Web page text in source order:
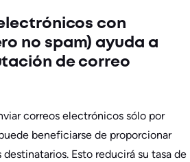
con
no spam) ayuda a
de correo
correos electrónicos sólo por
beneficiarse de proporcionar
Esto reducirá su tasa de